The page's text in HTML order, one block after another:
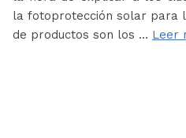
la fotoprotección solar para
de productos son los … Leer